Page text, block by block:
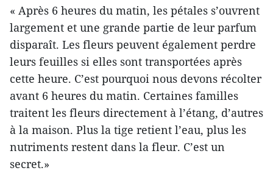
« Après 6 heures du matin, les pétales s’ouvrent
largement et une grande partie de leur parfum
disparaît. Les fleurs peuvent également perdre
leurs feuilles si elles sont transportées après
cette heure. C’est pourquoi nous devons récolter
avant 6 heures du matin. Certaines familles
traitent les fleurs directement à l’étang, d’autres
à la maison. Plus la tige retient l’eau, plus les
nutriments restent dans la fleur. C’est un
secret.»